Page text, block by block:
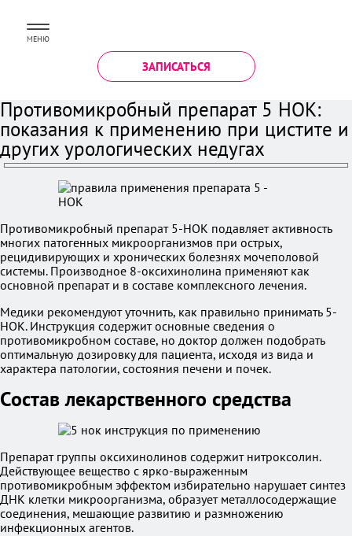
МЕНЮ
ЗАПИСАТЬСЯ
Противомикробный препарат 5 НОК:
показания к применению при цистите и
других урологических недугах
Противомикробный препарат 5-НОК подавляет активность
многих патогенных микроорганизмов при острых,
рецидивирующих и хронических болезнях мочеполовой
системы. Производное 8-оксихинолина применяют как
основной препарат и в составе комплексного лечения.
Медики рекомендуют уточнить, как правильно принимать 5-
НОК. Инструкция содержит основные сведения о
противомикробном составе, но доктор должен подобрать
оптимальную дозировку для пациента, исходя из вида и
характера патологии, состояния печени и почек.
Состав лекарственного средства
Препарат группы оксихинолинов содержит нитроксолин.
Действующее вещество с ярко-выраженным
противомикробным эффектом избирательно нарушает синтез
ДНК клетки микроорганизма, образует металлосодержащие
соединения, мешающие развитию и размножению
инфекционных агентов.